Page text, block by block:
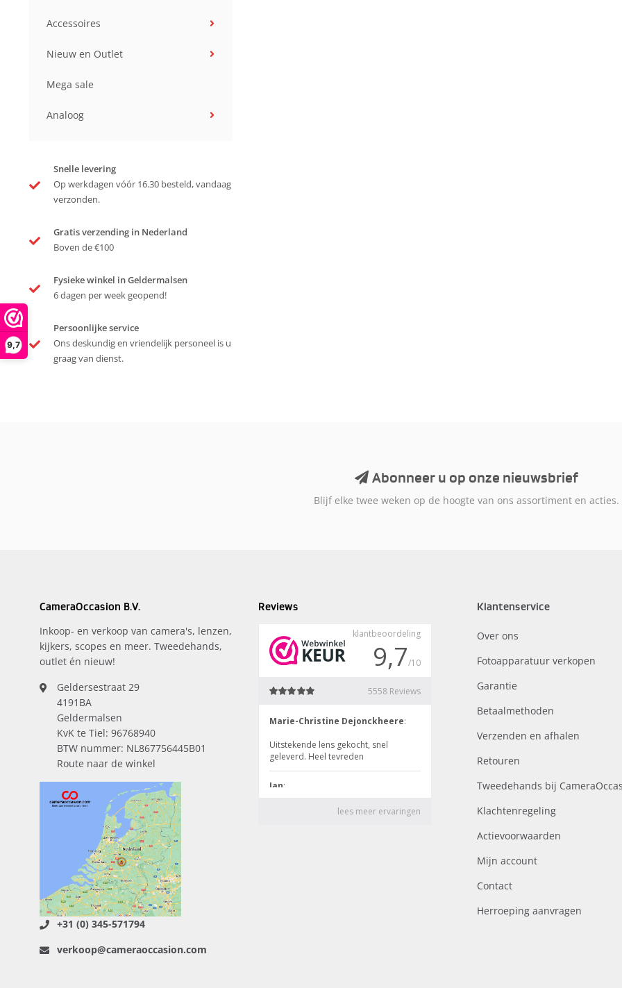
9,7
Accessoires
Nieuw en Outlet
Mega sale
Analoog
Snelle levering
Op werkdagen vóór 16.30 besteld, vandaag
verzonden.
Gratis verzending in Nederland
Boven de €100
Fysieke winkel in Geldermalsen
6 dagen per week geopend!
Persoonlijke service
Ons deskundig en vriendelijk personeel is u
graag van dienst.
Abonneer u op onze nieuwsbrief
Blijf elke twee weken op de hoogte van ons assortiment en acties.
CameraOccasion B.V.
Inkoop- en verkoop van camera's, lenzen,
kijkers, scopes en meer. Tweedehands,
outlet én nieuw!
Geldersestraat 29
4191BA
Geldermalsen
KvK te Tiel: 96768940
BTW nummer: NL867756445B01
Route naar de winkel
+31 (0) 345-571794
verkoop@cameraoccasion.com
Reviews Klantenservice
Over ons
Fotoapparatuur verkopen
Garantie
Betaalmethoden
Verzenden en afhalen
Retouren
Tweedehands bij
Klachtenregeling
Actievoorwaarden
Mijn account
Contact
Herroeping aanvragen